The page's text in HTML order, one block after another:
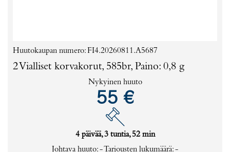
Huutokaupan numero: FI4.20260811.A5687
2 Vialliset korvakorut, 585br, Paino: 0,8 g
Nykyinen huuto
55 €
4 päivää, 3 tuntia, 52 min
Johtava huuto:-Tarjousten lukumäärä:-